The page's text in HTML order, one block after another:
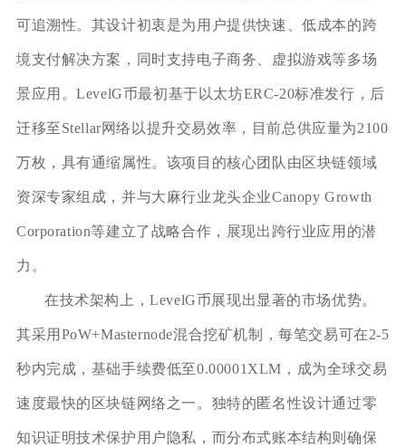
可追溯性。其设计初衷是为用户提供快速、低成本的跨
境支付解决方案，同时支持电子商务、虚拟游戏等多场
景应用。LevelG币最初基于以太坊ERC-20标准发行，后
迁移至Stellar网络以提升交易效率，目前总供应量为2100
万枚，具有通缩属性。该项目的核心团队由区块链领域
资深专家组成，并与大麻行业龙头企业Canopy Growth
Corporation等建立了战略合作，展现出跨行业应用的潜
力。
在技术架构上，LevelG币展现出显著的市场优势。
其采用PoW+Masternode混合挖矿机制，每笔交易可在2-5
秒内完成，基础手续费低至0.00001XLM，成为全球交易
速度最快的区块链网络之一。独特的匿名性设计通过零
知识证明技术保护用户隐私，而分布式账本结构则确保